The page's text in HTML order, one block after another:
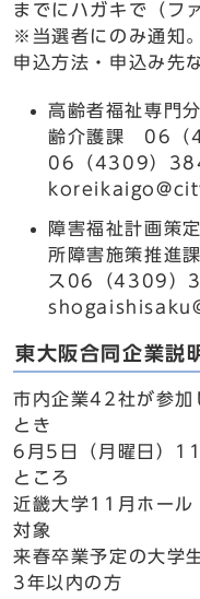
までにハガキで（フ
※当選者にのみ通知。
申込方法・申込み先
高齢者福祉専門
齢介護課 06（
06（4309）
障害福祉計画策
所障害施策推
ス06（4309）
東大阪合同企業説
市内企業42社が参加
とき
6月5日（月曜日）
ところ
近畿大学11月ホール
対象
来春卒業予定の大学
3年以内の方